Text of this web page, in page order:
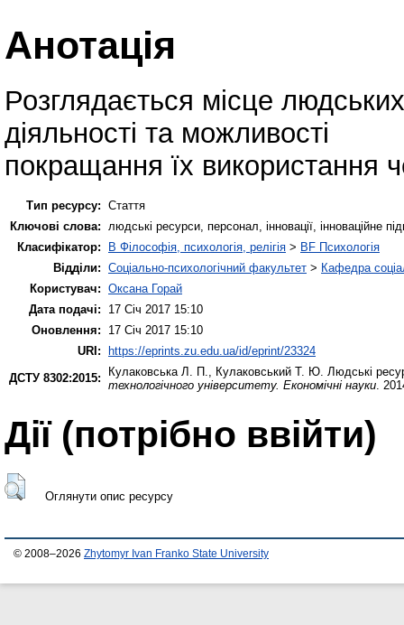
Анотація
Розглядається місце
діяльності та можливості
покращання їх використання
Тип ресурсу: Стаття
Ключові слова:
людські ресурси, персонал, інновації, інноваційне
Класифікатор:
B Філософія, психологія, релігія > BF Психологія
Відділи: Соціально-психологічний факультет > Кафедра
Користувач: Оксана Горай
Дата подачі:
17 Січ 2017 15:10
Оновлення:
17 Січ 2017 15:10
URI: https://eprints.zu.edu.ua/id/eprint/23324
ДСТУ 8302:2015:
Кулаковська Л. П. Кулаковський Т. Ю. Людські
технологічного університету. Економічні науки .
Дії ​​(потрібно ввійти)
Оглянути опис ресурсу
© 2008–2026 Zhytomyr Ivan Franko State University